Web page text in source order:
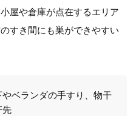
屋や倉庫が点在するエリア
すき間にも巣ができやすい
ベランダの手すり、物干
先